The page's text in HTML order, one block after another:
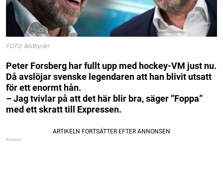
FOTO: Bildbyrån
Peter Forsberg har fullt upp med hockey-VM just nu.
Då avslöjar svenske legendaren att han blivit utsatt
för ett enormt hån.
– Jag tvivlar på att det här blir bra, säger ”Foppa”
med ett skratt till Expressen.